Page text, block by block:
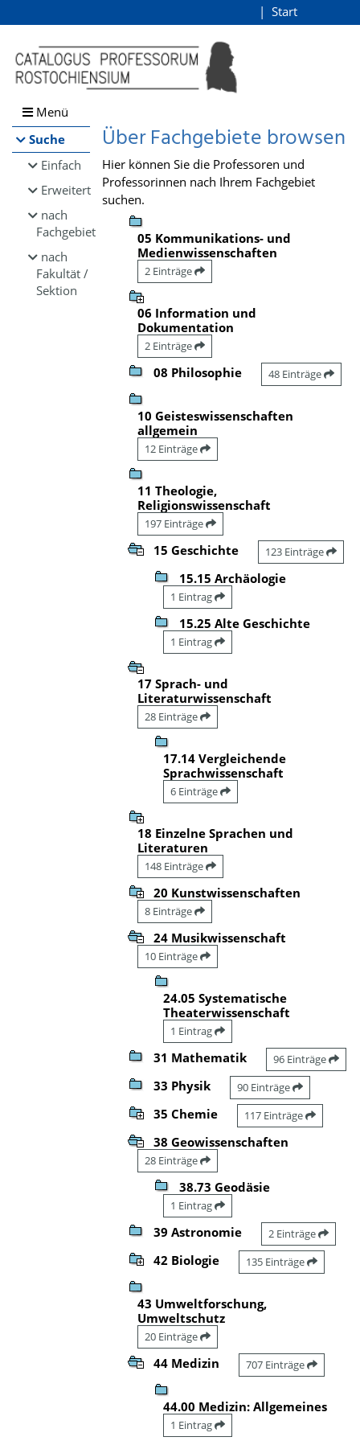
Browsen
direkt zum Inhalt
Start
Menü
Suche
Einfach
Erweitert
nach
Fachgebiet
nach
Fakultät /
Sektion
Über Fachgebiete browsen
Hier können Sie die Professoren und
Professorinnen nach Ihrem Fachgebiet
suchen.
05 Kommunikations- und
Medienwissenschaften
2 Einträge
06 Information und
Dokumentation
2 Einträge
08 Philosophie 48 Einträge
10 Geisteswissenschaften
allgemein
12 Einträge
11 Theologie,
Religionswissenschaft
197 Einträge
15 Geschichte 123 Einträge
15.15 Archäologie
1 Eintrag
15.25 Alte Geschichte
1 Eintrag
17 Sprach- und
Literaturwissenschaft
28 Einträge
17.14 Vergleichende
Sprachwissenschaft
6 Einträge
18 Einzelne Sprachen und
Literaturen
148 Einträge
20 Kunstwissenschaften
8 Einträge
24 Musikwissenschaft
10 Einträge
24.05 Systematische
Theaterwissenschaft
1 Eintrag
31 Mathematik 96 Einträge
33 Physik 90 Einträge
35 Chemie 117 Einträge
38 Geowissenschaften
28 Einträge
38.73 Geodäsie
1 Eintrag
39 Astronomie 2 Einträge
42 Biologie 135 Einträge
43 Umweltforschung,
Umweltschutz
20 Einträge
44 Medizin 707 Einträge
44.00 Medizin: Allgemeines
1 Eintrag